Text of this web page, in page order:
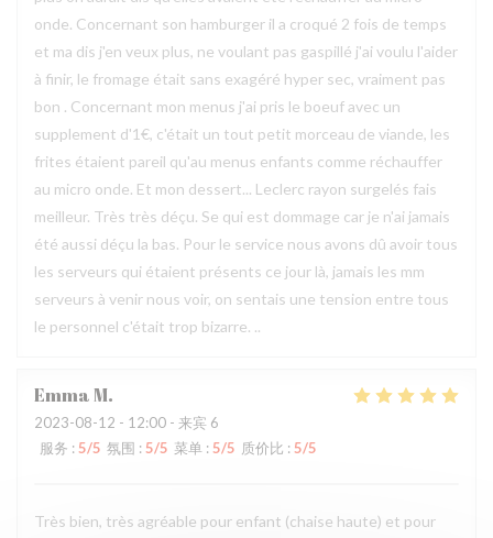
onde. Concernant son hamburger il a croqué 2 fois de temps
et ma dis j'en veux plus, ne voulant pas gaspillé j'ai voulu l'aider
à finir, le fromage était sans exagéré hyper sec, vraiment pas
bon . Concernant mon menus j'ai pris le boeuf avec un
supplement d'1€, c'était un tout petit morceau de viande, les
frites étaient pareil qu'au menus enfants comme réchauffer
au micro onde. Et mon dessert... Leclerc rayon surgelés fais
meilleur. Très très déçu. Se qui est dommage car je n'ai jamais
été aussi déçu la bas. Pour le service nous avons dû avoir tous
les serveurs qui étaient présents ce jour là, jamais les mm
serveurs à venir nous voir, on sentais une tension entre tous
le personnel c'était trop bizarre. ..
EmmaM
2023-08-12 - 12:00 - 来宾 6
服务 : 5/5 氛围 : 5/5 菜单 : 5/5 质价比 : 5/5
Très bien, très agréable pour enfant (chaise haute) et pour